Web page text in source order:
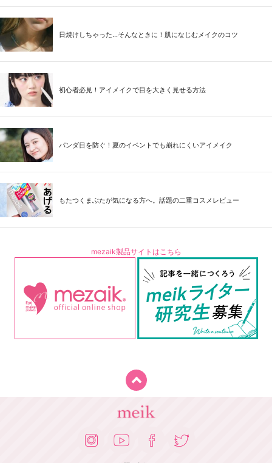
日焼けしちゃった...そんなときに！肌になじむメイクのコツ
初心者必見！アイメイクで目を大きく見せる方法
パンダ目を防ぐ！夏のイベントでも崩れにくいアイメイク
もたつくまぶたが気になる方へ。話題の二重コスメレビュー
mezaik製品サイトはこちら